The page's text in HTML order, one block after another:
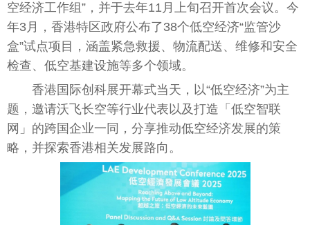
空经济工作组”，并于去年11月上旬召开首次会议。今
年3月， 香港特区政府公布了38个低空经济“监管沙
盒”试点项目，涵盖紧急救援、物流配送、维修和安全
检查、低空基建设施等多个领域。
香港国际创科展开幕式当天，以“低空经济”为主
题，邀请沃飞长空等行业代表以及打造「低空智联
网」的跨国企业一同，分享推动低空经济发展的策
略，并探索香港相关发展路向。